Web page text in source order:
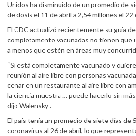
Unidos ha disminuido de un promedio de
de dosis el 11 de abril a 2,54 millones el 22
El CDC actualizó recientemente su guía
completamente vacunadas no tienen que
a menos que estén en áreas muy
“Si está completamente vacunado y
reunión al aire libre con personas
cenar en un restaurante al aire libre con
la ciencia muestra … puede hacerlo sin
dijo Walensky .
El país tenía un promedio de siete días de
coronavirus al 26 de abril, lo que